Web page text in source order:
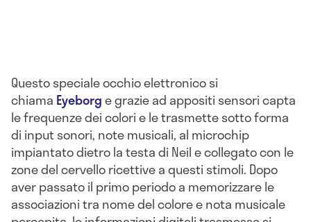
Questo speciale occhio elettronico si
chiama Eyeborge grazie ad appositi sensori capta
le frequenze dei colori e le trasmette sotto forma
di input sonori, note musicali, al microchip
impiantato dietro la testa di Neil e collegato con le
zone del cervello ricettive a questi stimoli. Dopo
aver passato il primo periodo a memorizzare le
associazioni tra nome del colore e nota musicale